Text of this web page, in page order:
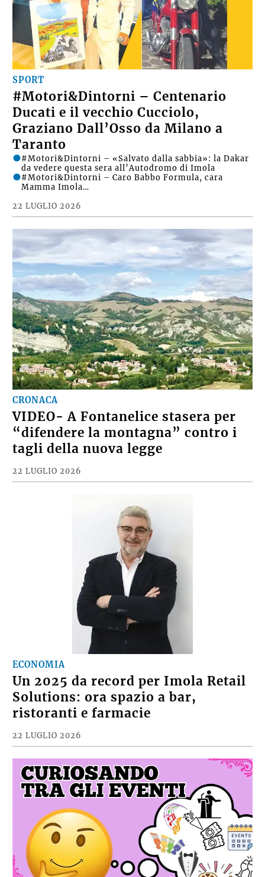
SPORT
#Motori&Dintorni – Centenario
Ducati e il vecchio Cucciolo,
Graziano Dall’Osso da Milano a
Taranto
22 LUGLIO 2026
#Motori&Dintorni – «Salvato dalla sabbia»: la Dakar
da vedere questa sera all’Autodromo di Imola
#Motori&Dintorni – Caro Babbo Formula, cara
Mamma Imola…
CRONACA
VIDEO- A Fontanelice stasera per
“difendere la montagna” contro i
tagli della nuova legge
22 LUGLIO 2026
ECONOMIA
Un 2025 da record per Imola Retail
Solutions: ora spazio a bar,
ristoranti e farmacie
22 LUGLIO 2026